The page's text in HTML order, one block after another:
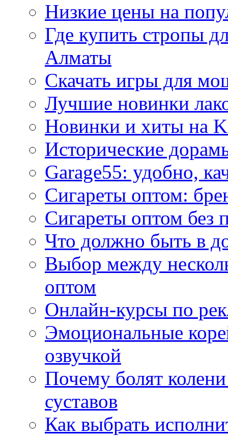
Низкие цены на
Где купить стропы
Алматы
Скачать игры для
Лучшие новинки
Новинки и хиты на
Исторические
Garage55: удобно,
Сигареты оптом:
Сигареты оптом без
Что должно быть в
Выбор между
оптом
Онлайн-курсы по
Эмоциональные
озвучкой
Почему болят
суставов
Как выбрать